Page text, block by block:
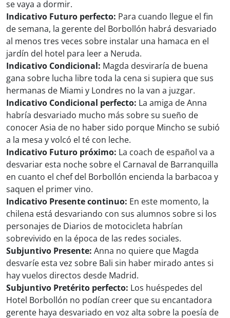
se vaya a dormir.
Indicativo Futuro perfecto: Para cuando llegue el fin
de semana, la gerente del Borbollón habrá desvariado
al menos tres veces sobre instalar una hamaca en el
jardín del hotel para leer a Neruda.
Indicativo Condicional: Magda desviraría de buena
gana sobre lucha libre toda la cena si supiera que sus
hermanas de Miami y Londres no la van a juzgar.
Indicativo Condicional perfecto: La amiga de Anna
habría desvariado mucho más sobre su sueño de
conocer Asia de no haber sido porque Mincho se subió
a la mesa y volcó el té con leche.
Indicativo Futuro próximo: La coach de español va a
desvariar esta noche sobre el Carnaval de Barranquilla
en cuanto el chef del Borbollón encienda la barbacoa y
saquen el primer vino.
Indicativo Presente continuo: En este momento, la
chilena está desvariando con sus alumnos sobre si los
personajes de Diarios de motocicleta habrían
sobrevivido en la época de las redes sociales.
Subjuntivo Presente: Anna no quiere que Magda
desvaríe esta vez sobre Bali sin haber mirado antes si
hay vuelos directos desde Madrid.
Subjuntivo Pretérito perfecto: Los huéspedes del
Hotel Borbollón no podían creer que su encantadora
gerente haya desvariado en voz alta sobre la poesía de